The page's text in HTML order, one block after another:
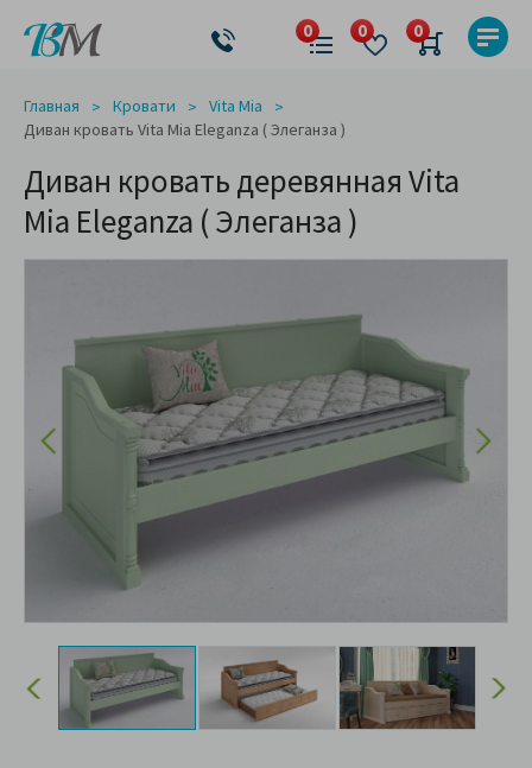
Главная Кровати
Vita Mia
Диван кровать Vita Mia Eleganza ( Элеганза )
Диван кровать деревянная Vita
Mia Eleganza ( Элеганза )